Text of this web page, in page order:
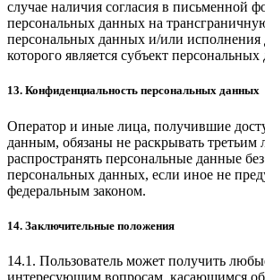
случае наличия согласия в письменной
персональных данных на
персональных данных и/или исполнения
которого является субъект
13. Конфиденциальность персональных данных
Оператор и иные лица, получившие
данным, обязаны не раскрывать третьим
распространять персональные данные без
персональных данных, если иное не
федеральным законом.
14. Заключительные положения
14.1. Пользователь может получить
интересующим вопросам, касающимся